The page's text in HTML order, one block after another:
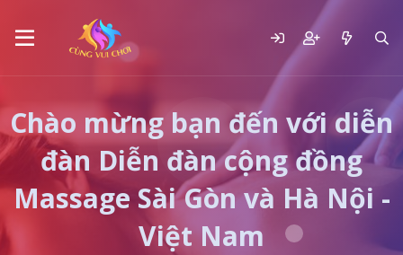
Chào mừng bạn đến với diễn
đàn Diễn đàn cộng đồng
Massage Sài Gòn và Hà Nội -
Việt Nam